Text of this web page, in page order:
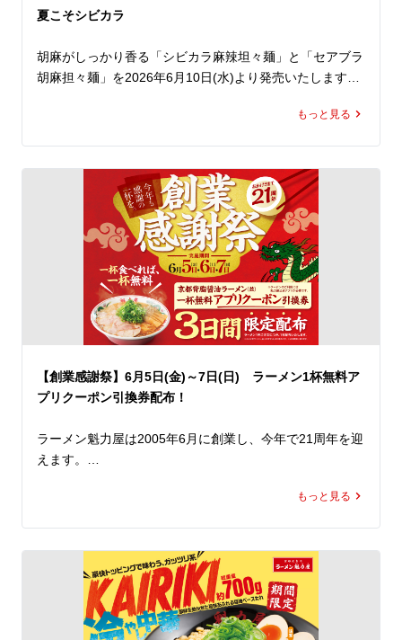
夏こそシビカラ
胡麻がしっかり香る「シビカラ麻辣坦々麺」と「セアブラ
胡麻担々麺」を2026年6月10日(水)より発売いたします。
練り胡麻をたっぷり使用した濃厚な担々スープに、魁力屋
胡麻のコクと背脂の旨みに、花椒の香り立つ刺激が重な
り、あと引く味わいに仕上げています。
トッピングには、甜面醤でじっくり煮込んだ担々そぼろを
はじめ、にら、もやし、白ネギをたっぷりと使用。
見た目にも食べ応えにもこだわり、ボリューム満点かつ本
格的な仕上がりに。
また、辛いものが苦手な方にもお楽しみいただけるよう、
辛さを抑えた「セアブラ胡麻担々麺」もご用意しました。
さらに、刺激を求める方には「シビカラマシ」（有料）で
痺れと辛さを追加することも可能です。
暑さで食欲が落ちがちなこの季節にぴったりな「シビカラ
麻辣担々麺」と「セアブラ胡麻担々麺」。
ぜひこの機会に、ランチやディナーで魁力屋こだわりの夏
もっと見る
【創業感謝祭】6月5日(金)～7日(日) ラーメン1杯無料ア
プリクーポン引換券配布！
ラーメン魁力屋は2005年6月に創業し、今年で21周年を迎
えます。
店内飲食にてラーメンを一杯ご注文につき、「京都背脂醤
油ラーメン(並)1杯無料アプリクーポン」*1の引換券を1枚
進呈いたします。
ぜひこの機会にお好きなラーメンをお召し上がりいただ
もっと見る